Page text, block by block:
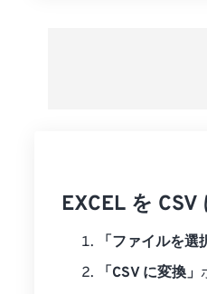
EXCEL を
「ファイルを選
「CSV に変換」